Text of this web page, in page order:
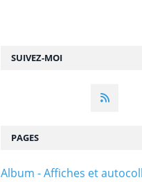
SUIVEZ-MOI
PAGES
Album - Affiches et